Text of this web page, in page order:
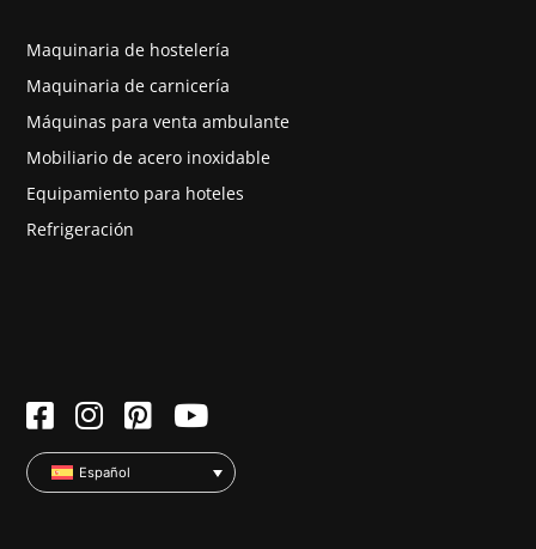
Maquinaria de hostelería
Maquinaria de carnicería
Máquinas para venta ambulante
Mobiliario de acero inoxidable
Equipamiento para hoteles
Refrigeración
Español